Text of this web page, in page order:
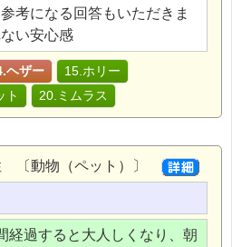
考になる回答もいただきま
い安心感
ヘザー
15.ホリー
ト
20.ミムラス
動物（ペット）〕
経過すると大人しくなり、朝